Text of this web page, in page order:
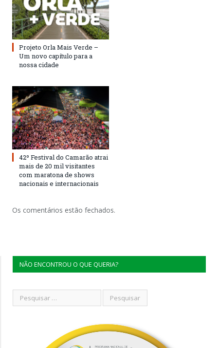
Projeto Orla Mais Verde –
Um novo capítulo para a
nossa cidade
42º Festival do Camarão atrai
mais de 20 mil visitantes
com maratona de shows
nacionais e internacionais
Os comentários estão fechados.
NÃO ENCONTROU O QUE QUERIA?